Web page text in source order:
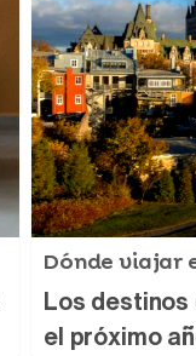
Dónde viajar
Los
el próximo